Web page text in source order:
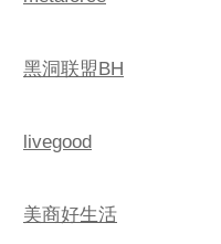
黑洞联盟BH
livegood
美商好生活